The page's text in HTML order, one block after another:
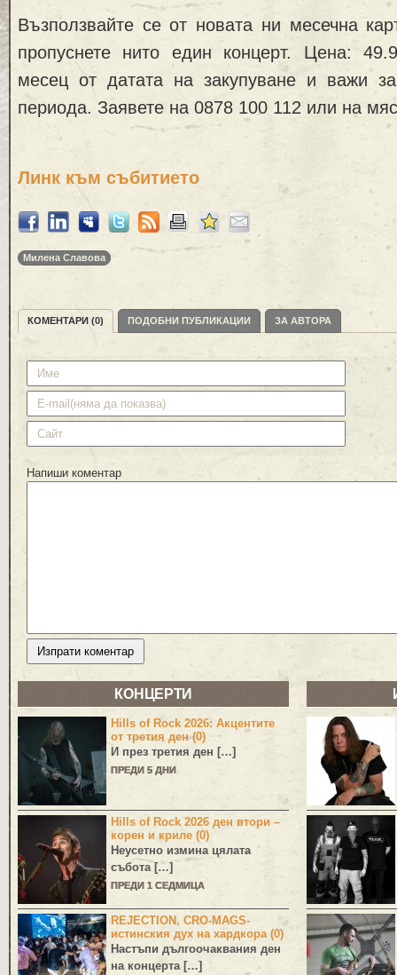
Възползвайте се от новата ни месечна
пропуснете нито един концерт. Цена:
месец от датата на закупуване и важи
периода. Заявете на 0878 100 112 или на
Линк към събитието
Милена Славова
КОМЕНТАРИ (0) ПОДОБНИ ПУБЛИКАЦИИ ЗА АВТОРА
Напиши коментар
КОНЦЕРТИ
Hills of Rock 2026: Акцентите
от третия ден (0)
И през третия ден […]
ПРЕДИ 5 ДНИ
Hills of Rock 2026 ден втори –
корен и криле (0)
Неусетно измина цялата
събота […]
ПРЕДИ 1 СЕДМИЦА
REJECTION, CRO-MAGS-
истинския дух на хардкора (0)
Настъпи дългоочаквания ден
на концерта […]